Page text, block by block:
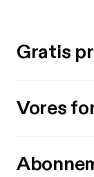
Gratis
Vores